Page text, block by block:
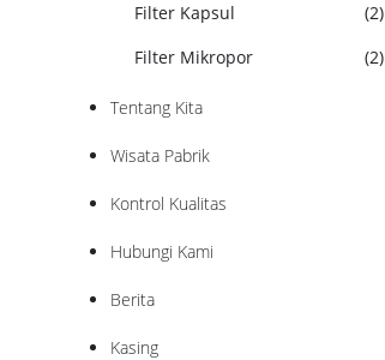
Filter Kapsul
(2)
Filter Mikropor
(2)
Tentang Kita
Wisata Pabrik
Kontrol Kualitas
Hubungi Kami
Berita
Kasing